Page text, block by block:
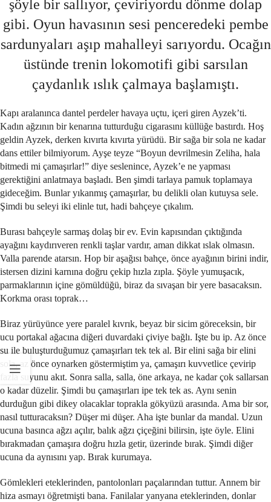
şöyle bir sallıyor, çeviriyordu dönme dolap
gibi. Oyun havasının sesi penceredeki pembe
sardunyaları aşıp mahalleyi sarıyordu. Ocağın
üstünde trenin lokomotifi gibi sarsılan
çaydanlık ıslık çalmaya başlamıştı.
Kapı aralanınca dantel perdeler havaya uçtu, içeri giren Ayzek’ti.
Kadın ağzının bir kenarına tutturduğu cigarasını küllüğe bastırdı. Hoş
geldin Ayzek, derken kıvırta kıvırta yürüdü. Bir sağa bir sola ne kadar
dans ettiler bilmiyorum. Ayşe teyze “Boyun devrilmesin Zeliha, hala
bitmedi mi çamaşırlar!” diye seslenince, Ayzek’e ne yapması
gerektiğini anlatmaya başladı. Ben şimdi tarlaya pamuk toplamaya
gideceğim. Bunlar yıkanmış çamaşırlar, bu delikli olan kutuysa sele.
Şimdi bu seleyi iki elinle tut, hadi bahçeye çıkalım.
Burası bahçeyle sarmaş dolaş bir ev. Evin kapısından çıktığında
ayağını kaydırıveren renkli taşlar vardır, aman dikkat ıslak olmasın.
Valla parende atarsın. Hop bir aşağısı bahçe, önce ayağının birini indir,
istersen dizini karnına doğru çekip hızla zıpla. Şöyle yumuşacık,
parmaklarının içine gömüldüğü, biraz da sıvaşan bir yere basacaksın.
Korkma orası toprak…
Biraz yürüyünce yere paralel kıvrık, beyaz bir sicim göreceksin, bir
ucu portakal ağacına diğeri duvardaki çiviye bağlı. Işte bu ip. Az önce
su ile buluşturduğumuz çamaşırları tek tek al. Bir elini sağa bir elini
sola, az önce oynarken göstermiştim ya, çamaşırı kuvvetlice çevirip
fazla suyunu akıt. Sonra salla, salla, öne arkaya, ne kadar çok sallarsan
o kadar düzelir. Şimdi bu çamaşırları ipe tek tek as. Aynı senin
durduğun gibi dikey olacaklar toprakla gökyüzü arasında. Ama bir sor,
nasıl tutturacaksın? Düşer mi düşer. Aha işte bunlar da mandal. Uzun
ucuna basınca ağzı açılır, balık ağzı çiçeğini bilirsin, işte öyle. Elini
bırakmadan çamaşıra doğru hızla getir, üzerinde bırak. Şimdi diğer
ucuna da aynısını yap. Bırak kurumaya.
Gömlekleri eteklerinden, pantolonları paçalarından tuttur. Annem bir
hiza asmayı öğretmişti bana. Fanilalar yanyana eteklerinden, donlar